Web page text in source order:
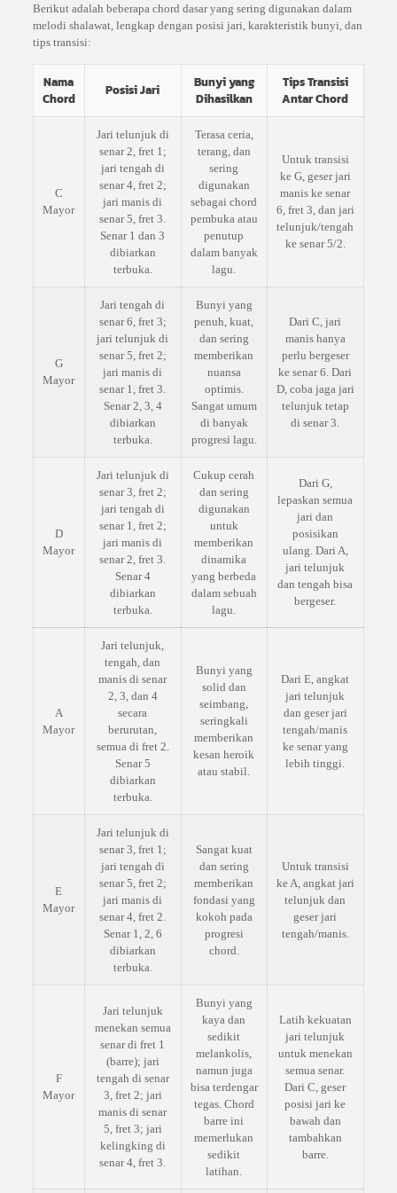
Berikut adalah beberapa chord dasar yang sering digunakan dalam
melodi shalawat, lengkap dengan posisi jari, karakteristik bunyi, dan
tips transisi:
Nama
Chord
Posisi Jari
Bunyi yang
Dihasilkan
Tips Transisi
Antar Chord
C
Mayor
Jari telunjuk di
senar 2, fret 1;
jari tengah di
senar 4, fret 2;
jari manis di
senar 5, fret 3.
Senar 1 dan 3
dibiarkan
terbuka.
Terasa ceria,
terang, dan
sering
digunakan
sebagai chord
pembuka atau
penutup
dalam banyak
lagu.
Untuk transisi
ke G, geser jari
manis ke senar
6, fret 3, dan jari
telunjuk/tengah
ke senar 5/2.
G
Mayor
Jari tengah di
senar 6, fret 3;
jari telunjuk di
senar 5, fret 2;
jari manis di
senar 1, fret 3.
Senar 2, 3, 4
dibiarkan
terbuka.
Bunyi yang
penuh, kuat,
dan sering
memberikan
nuansa
optimis.
Sangat umum
di banyak
progresi lagu.
Dari C, jari
manis hanya
perlu bergeser
ke senar 6. Dari
D, coba jaga jari
telunjuk tetap
di senar 3.
D
Mayor
Jari telunjuk di
senar 3, fret 2;
jari tengah di
senar 1, fret 2;
jari manis di
senar 2, fret 3.
Senar 4
dibiarkan
terbuka.
Cukup cerah
dan sering
digunakan
untuk
memberikan
dinamika
yang berbeda
dalam sebuah
lagu.
Dari G,
lepaskan semua
jari dan
posisikan
ulang. Dari A,
jari telunjuk
dan tengah bisa
bergeser.
A
Mayor
Jari telunjuk,
tengah, dan
manis di senar
2, 3, dan 4
secara
berurutan,
semua di fret 2.
Senar 5
dibiarkan
terbuka.
Bunyi yang
solid dan
seimbang,
seringkali
memberikan
kesan heroik
atau stabil.
Dari E, angkat
jari telunjuk
dan geser jari
tengah/manis
ke senar yang
lebih tinggi.
E
Mayor
Jari telunjuk di
senar 3, fret 1;
jari tengah di
senar 5, fret 2;
jari manis di
senar 4, fret 2.
Senar 1, 2, 6
dibiarkan
terbuka.
Sangat kuat
dan sering
memberikan
fondasi yang
kokoh pada
progresi
chord.
Untuk transisi
ke A, angkat jari
telunjuk dan
geser jari
tengah/manis.
F
Mayor
Jari telunjuk
menekan semua
senar di fret 1
(barre); jari
tengah di senar
3, fret 2; jari
manis di senar
5, fret 3; jari
kelingking di
senar 4, fret 3.
Bunyi yang
kaya dan
sedikit
melankolis,
namun juga
bisa terdengar
tegas. Chord
barre ini
memerlukan
sedikit
latihan.
Latih kekuatan
jari telunjuk
untuk menekan
semua senar.
Dari C, geser
posisi jari ke
bawah dan
tambahkan
barre.